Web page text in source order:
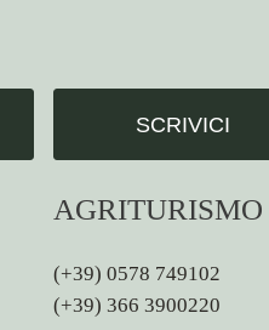
SCRIVICI
AGRITURISMO
(+39) 0578 749102
(+39) 366 3900220